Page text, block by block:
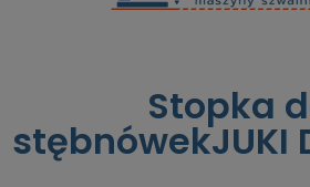
Stopka
stębnówekJUKI